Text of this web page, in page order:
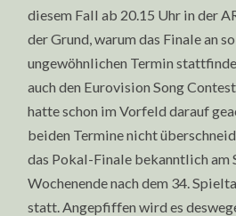
diesem Fall ab 20.15 Uhr in der
der Grund, warum das Finale an
ungewöhnlichen Termin
auch den Eurovision Song
hatte schon im Vorfeld darauf
beiden Termine nicht
das Pokal-Finale bekanntlich am
Wochenende nach dem 34.
statt. Angepfiffen wird es